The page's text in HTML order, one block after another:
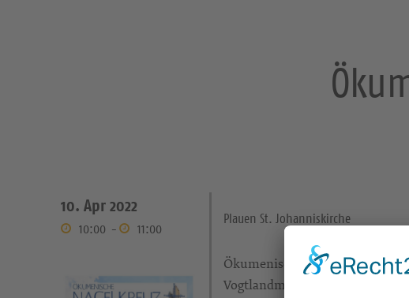
10. Apr 2022
10:00 - 11:00
Plauen St. Johanniskirche
Ökumenischer Gottesdienst mit
Vogtlandmuseum Plauen